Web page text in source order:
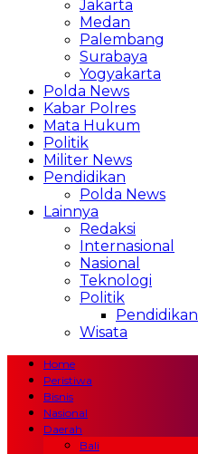
Jakarta
Medan
Palembang
Surabaya
Yogyakarta
Polda News
Kabar Polres
Mata Hukum
Politik
Militer News
Pendidikan
Polda News
Lainnya
Redaksi
Internasional
Nasional
Teknologi
Politik
Pendidikan
Wisata
Home
Peristiwa
Bisnis
Nasional
Daerah
Bali